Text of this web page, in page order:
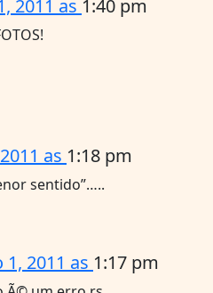
2011 as 1:40 pm
as 1:18 pm
sentido”…..
1, 2011 as 1:17 pm